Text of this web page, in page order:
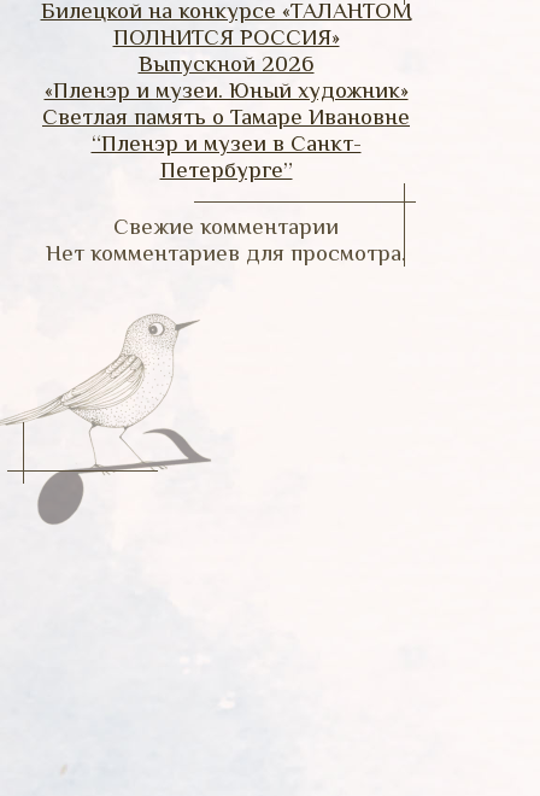
Билецкой на конкурсе «ТАЛАНТОМ
ПОЛНИТСЯ РОССИЯ»
Выпускной 2026
«Пленэр и музеи. Юный художник»
Светлая память о Тамаре Ивановне
“Пленэр и музеи в Санкт-
Петербурге”
Свежие комментарии
Нет комментариев для просмотра.